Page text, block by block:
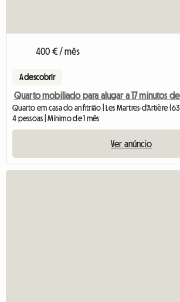
400 € / mês
A descobrir
Quarto em casa do anfitrião | Les Martres-d'Artière
4 pessoas | Mínimo de 1 mês
Ver anúncio